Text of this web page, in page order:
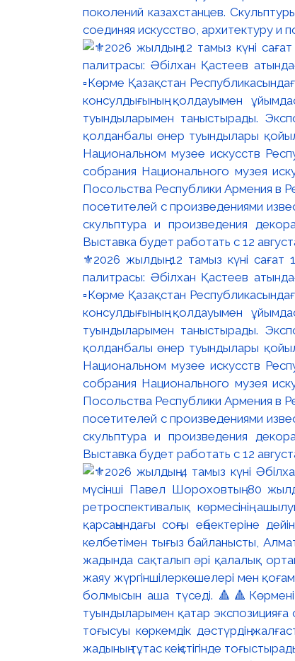
поколений казахстанцев.
соединяя искусство, архитектуру и
⚜️2026 жылдың 12 тамыз күні сағат
палитрасы: Әбілхан Қастеев
▫️Көрме Қазақстан
консулдығының қолдауымен
туындыларымен таныстырады.
қолданбалы өнер туындылары
Национальном музее искусств
собрания Национального музея
Посольства Республики Армения в
посетителей с произведениями
скульптура и произведения
Выставка будет работать с 12